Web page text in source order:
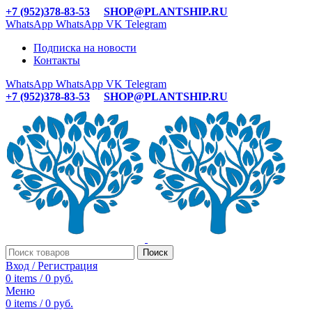
+7 (952)378-83-53
SHOP@PLANTSHIP.RU
WhatsApp WhatsApp VK Telegram
Подписка на новости
Контакты
WhatsApp WhatsApp VK Telegram
+7 (952)378-83-53
SHOP@PLANTSHIP.RU
Поиск
Вход / Регистрация
0 items / 0 руб.
Меню
0 items / 0 руб.